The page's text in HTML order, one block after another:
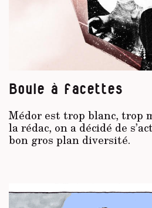
Boule à facettes
Médor est trop blanc, trop
la rédac, on a décidé de
bon gros plan diversité.